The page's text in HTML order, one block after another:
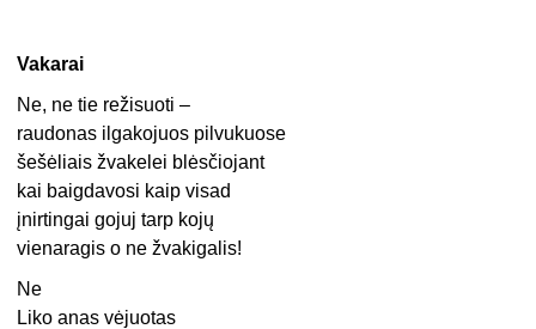
Vakarai
Ne, ne tie režisuoti –
raudonas ilgakojuos pilvukuose
šešėliais žvakelei blėsčiojant
kai baigdavosi kaip visad
įnirtingai gojuj tarp kojų
vienaragis o ne žvakigalis!
Ne
Liko anas vėjuotas